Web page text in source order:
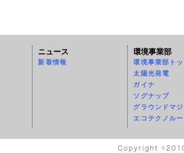
ニュース
新着情報
環境事業部
環境事業部ト
太陽光発電
ガイナ
ソグナップ
グラウンドマ
エコテクノル